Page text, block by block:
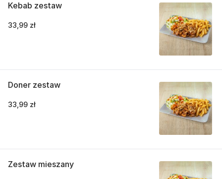
Kebab zestaw
33,99 zł
Doner zestaw
33,99 zł
Zestaw mieszany